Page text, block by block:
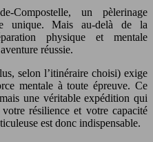
Compostelle, un pèlerinage
unique. Mais au-delà de la
physique et mentale
réussie.
selon l’itinéraire choisi) exige
mentale à toute épreuve. Ce
une véritable expédition qui
résilience et votre capacité
est donc indispensable.